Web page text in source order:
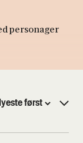
personager